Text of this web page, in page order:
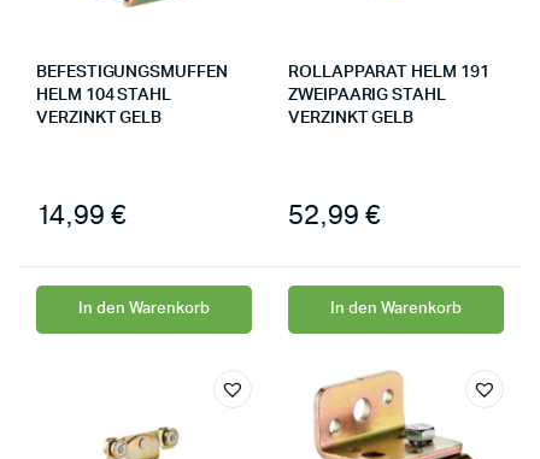
BEFESTIGUNGSMUFFEN
HELM 104 STAHL
VERZINKT GELB
14,99 €
In den Warenkorb
ROLLAPPARAT HELM 191
ZWEIPAARIG STAHL
VERZINKT GELB
52,99 €
In den Warenkorb